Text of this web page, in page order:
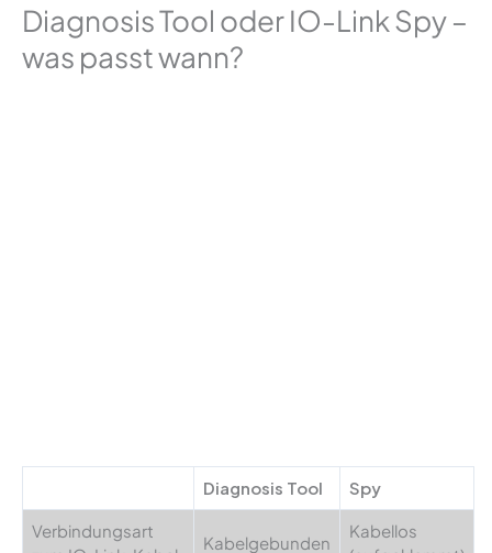
Diagnosis Tool oder IO-Link Spy –
was passt wann?
Diagnosis Tool Spy
Verbindungsart
Kabelgebunden
Kabellos